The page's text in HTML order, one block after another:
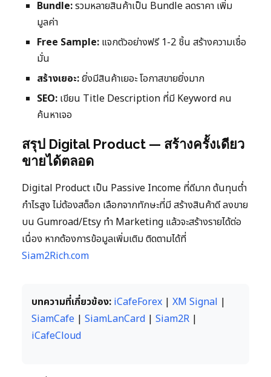
Bundle:รวมหลายสินค้าเป็น Bundle ลดราคา เพิ่ม
มูลค่า
Free Sample: แจกตัวอย่างฟรี 1-2 ชิ้น สร้างความเชื่อ
มั่น
สร้างเยอะ:ยิ่งมีสินค้าเยอะ โอกาสขายยิ่งมาก
SEO: เขียน Title Description ที่มี Keyword คน
ค้นหาเจอ
สรุป Digital Product — สร้างครั้งเดียว
ขายได้ตลอด
Digital Product เป็น Passive Income ที่ดีมาก ต้นทุนต่ำ
กำไรสูง ไม่ต้องสต็อก เลือกจากทักษะที่มี สร้างสินค้าดี ลงขาย
บน Gumroad/Etsy ทำ Marketing แล้วจะสร้างรายได้ต่อ
เนื่อง หากต้องการข้อมูลเพิ่มเติม ติดตามได้ที่
Siam2Rich.com
บทความที่เกี่ยวข้อง: iCafeForex | XM Signal |
SiamCafe | SiamLanCard | Siam2R |
iCafeCloud